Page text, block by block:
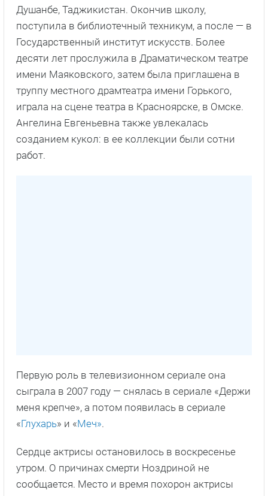
Душанбе, Таджикистан. Окончив школу,
поступила в библиотечный техникум, а после — в
Государственный институт искусств. Более
десяти лет прослужила в Драматическом театре
имени Маяковского, затем была приглашена в
труппу местного драмтеатра имени Горького,
играла на сцене театра в Красноярске, в Омске.
Ангелина Евгеньевна также увлекалась
созданием кукол: в ее коллекции были сотни
работ.
Первую роль в телевизионном сериале она
сыграла в 2007 году — снялась в сериале «Держи
меня крепче», а потом появилась в сериале
«Глухарь» и «Меч».
Сердце актрисы остановилось в воскресенье
утром. О причинах смерти Ноздриной не
сообщается. Место и время похорон актрисы